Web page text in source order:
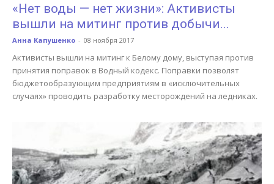
«Нет воды — нет жизни»: Активисты
вышли на митинг против добычи...
Анна Капушенко - 08 ноября 2017
Активисты вышли на митинг к Белому дому, выступая против
принятия поправок в Водный кодекс. Поправки позволят
бюджетообразующим предприятиям в «исключительных
случаях» проводить разработку месторождений на ледниках.